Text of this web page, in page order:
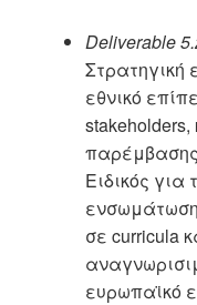
Deliverable
Στρατηγική
εθνικό
παρέμβασης
Ειδικός για
ενσωμάτωση
σε curricula
ευρωπαϊκό